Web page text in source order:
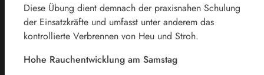
Diese Übung dient demnach der praxisnahen Schulung
der Einsatzkräfte und umfasst unter anderem das
kontrollierte Verbrennen von Heu und Stroh.
Hohe Rauchentwicklung am Samstag